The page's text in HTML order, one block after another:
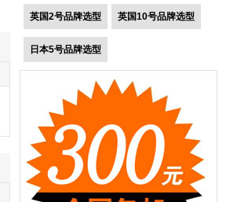
英国2号品牌选型 英国10号品牌选型
日本5号品牌选型